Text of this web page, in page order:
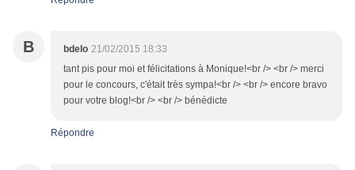
B bdelo 21/02/2015 18:33
tant pis pour moi et félicitations à Monique!<br /> <br /> merci
pour le concours, c'était très sympa!<br /> <br /> encore bravo
pour votre blog!<br /> <br /> bénédicte
Répondre